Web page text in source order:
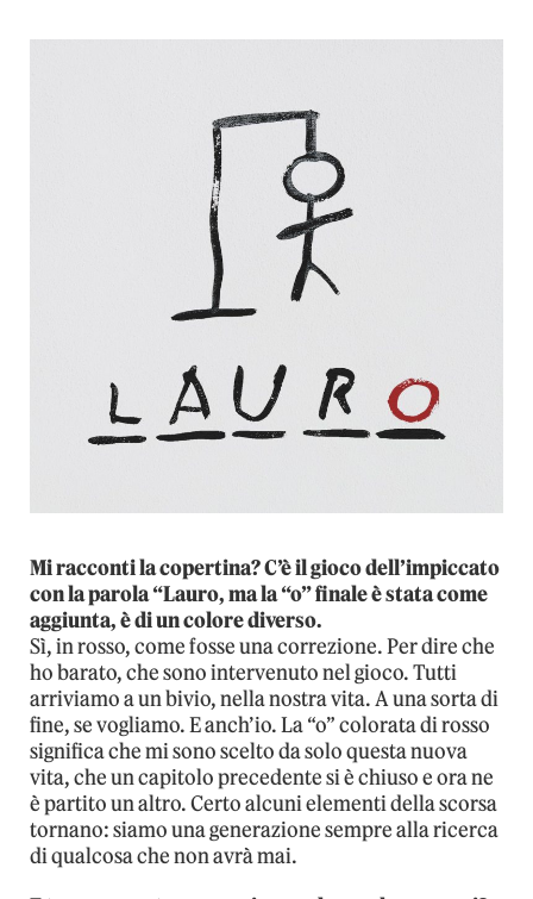
Mi racconti la copertina? C’è il gioco dell’impiccato
con la parola “Lauro, ma la “o” finale è stata come
aggiunta, è di un colore diverso.
Sì, in rosso, come fosse una correzione. Per dire che
ho barato, che sono intervenuto nel gioco. Tutti
arriviamo a un bivio, nella nostra vita. A una sorta di
fine, se vogliamo. E anch’io. La “o” colorata di rosso
significa che mi sono scelto da solo questa nuova
vita, che un capitolo precedente si è chiuso e ora ne
è partito un altro. Certo alcuni elementi della scorsa
tornano: siamo una generazione sempre alla ricerca
di qualcosa che non avrà mai.